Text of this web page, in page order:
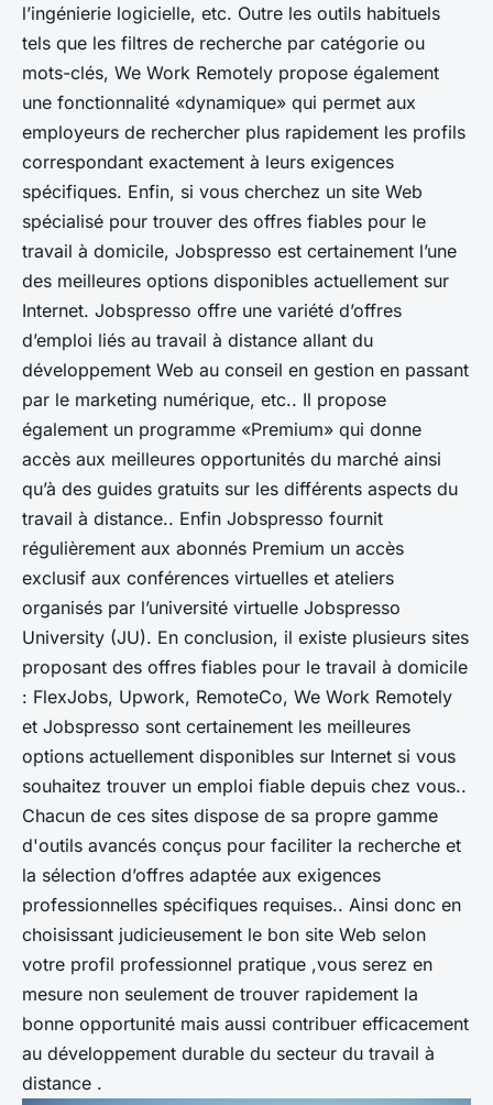
l’ingénierie logicielle, etc. Outre les outils habituels
tels que les filtres de recherche par catégorie ou
mots-clés, We Work Remotely propose également
une fonctionnalité «dynamique» qui permet aux
employeurs de rechercher plus rapidement les profils
correspondant exactement à leurs exigences
spécifiques. Enfin, si vous cherchez un site Web
spécialisé pour trouver des offres fiables pour le
travail à domicile, Jobspresso est certainement l’une
des meilleures options disponibles actuellement sur
Internet. Jobspresso offre une variété d’offres
d’emploi liés au travail à distance allant du
développement Web au conseil en gestion en passant
par le marketing numérique, etc.. Il propose
également un programme «Premium» qui donne
accès aux meilleures opportunités du marché ainsi
qu’à des guides gratuits sur les différents aspects du
travail à distance.. Enfin Jobspresso fournit
régulièrement aux abonnés Premium un accès
exclusif aux conférences virtuelles et ateliers
organisés par l’université virtuelle Jobspresso
University (JU). En conclusion, il existe plusieurs sites
proposant des offres fiables pour le travail à domicile
: FlexJobs, Upwork, RemoteCo, We Work Remotely
et Jobspresso sont certainement les meilleures
options actuellement disponibles sur Internet si vous
souhaitez trouver un emploi fiable depuis chez vous..
Chacun de ces sites dispose de sa propre gamme
d'outils avancés conçus pour faciliter la recherche et
la sélection d’offres adaptée aux exigences
professionnelles spécifiques requises.. Ainsi donc en
choisissant judicieusement le bon site Web selon
votre profil professionnel pratique ,vous serez en
mesure non seulement de trouver rapidement la
bonne opportunité mais aussi contribuer efficacement
au développement durable du secteur du travail à
distance .